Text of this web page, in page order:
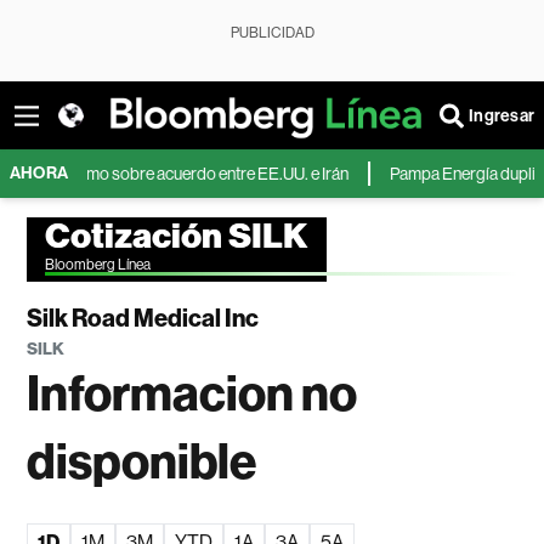
PUBLICIDAD
Ingresar
AHORAsobre acuerdo entre EE.UU. e Irán Pampa Energía duplica su
Cotización SILK
Bloomberg Línea
Silk Road Medical Inc
SILK
Informacion no
disponible